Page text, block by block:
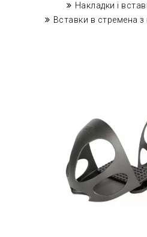
Накладки і
Вставки в стремена